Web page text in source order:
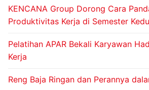
KENCANA Group Dorong Cara
Produktivitas Kerja di Semester
Pelatihan APAR Bekali Karyawan
Kerja
Reng Baja Ringan dan Perannya